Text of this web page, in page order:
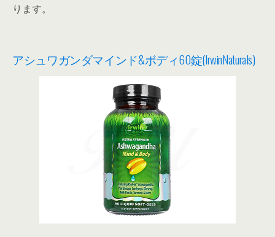
ります。
アシュワガンダマインド&ボディ60錠(IrwinNaturals)